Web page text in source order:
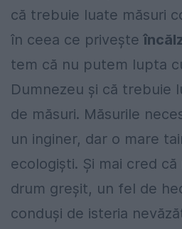
că trebuie luate măsuri
în ceea ce privește
tem că nu putem lupta
Dumnezeu și că trebuie
de măsuri. Măsurile
un inginer, dar o mare
ecologiști. Și mai cred
drum greșit, un fel de
conduși de isteria